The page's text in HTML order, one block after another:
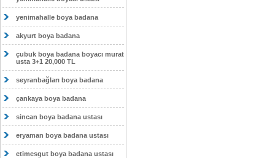
yenimahalle boya badana
akyurt boya badana
çubuk boya badana boyacı murat
usta 3+1 20,000 TL
seyranbağları boya badana
çankaya boya badana
sincan boya badana ustası
eryaman boya badana ustası
etimesgut boya badana ustası